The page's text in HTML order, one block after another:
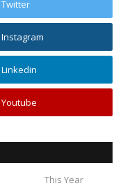
Twitter
Instagram
Linkedin
Youtube
This Year